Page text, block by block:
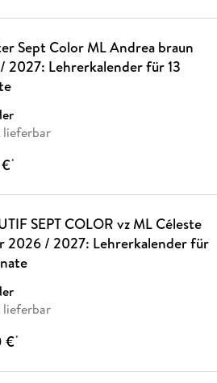
Sept Color ML Andrea braun
2027: Lehrerkalender für 13
*
SEPT COLOR vz ML Céleste
2026 / 2027: Lehrerkalender für
€*